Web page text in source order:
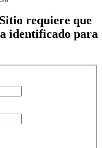
requiere que
identificado para